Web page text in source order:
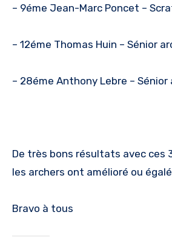
– 9éme Jean-Marc Poncet –
– 12éme Thomas Huin – Sénior
– 28éme Anthony Lebre – Sénior
De très bons résultats avec ces
les archers ont amélioré ou
Bravo à tous